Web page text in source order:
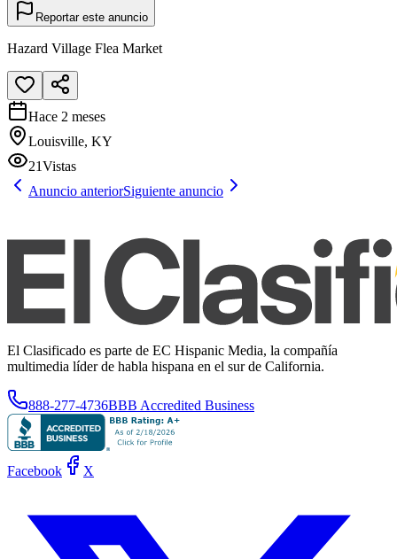
Reportar este anuncio
Hazard Village Flea Market
Hace 2 meses
Louisville, KY
21Vistas
Anuncio anteriorSiguiente anuncio
El Clasificado es parte de EC Hispanic Media, la compañía
multimedia líder de habla hispana en el sur de California.
888-277-4736BBB Accredited Business
Facebook X